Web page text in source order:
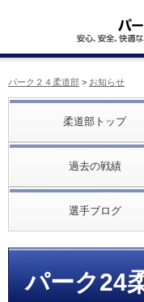
パーク２４柔道部 > お知らせ
柔道部トップ
過去の戦績
選手ブログ
パーク24